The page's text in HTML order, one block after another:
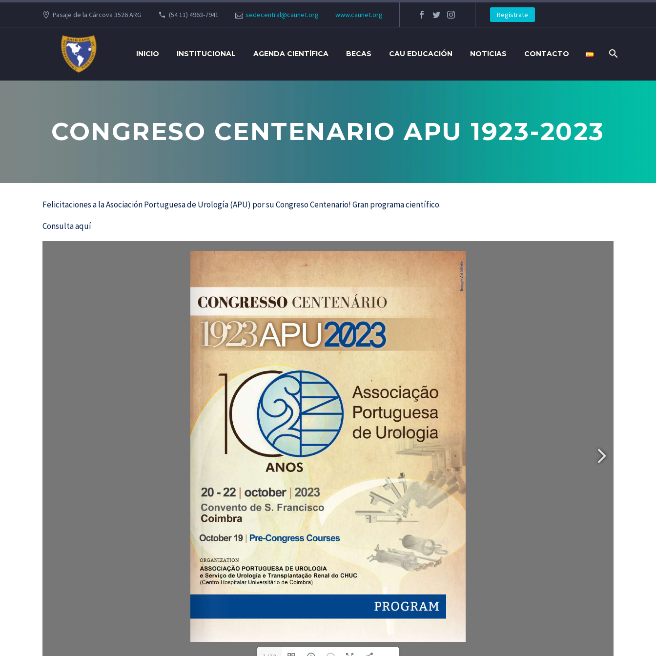
Pasaje de la Cárcova 3526 ARG (54 11) 4963-7941 sedecentral@caunet.org www.caunet.org Registrate
INICIO INSTITUCIONAL AGENDA CIENTÍFICA BECAS CAU EDUCACIÓN NOTICIAS CONTACTO
CONGRESO CENTENARIO APU 1923-2023
Felicitaciones a la Asociación Portuguesa de Urología (APU) por su Congreso Centenario! Gran programa científico.
Consulta aquí